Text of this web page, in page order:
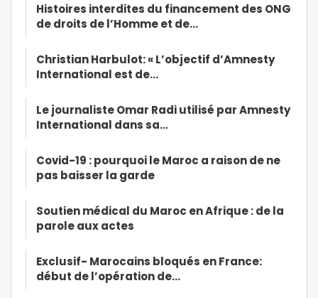
Histoires interdites du financement des ONG
de droits de l’Homme et de…
Christian Harbulot: « L’objectif d’Amnesty
International est de…
Le journaliste Omar Radi utilisé par Amnesty
International dans sa…
Covid-19 : pourquoi le Maroc a raison de ne
pas baisser la garde
Soutien médical du Maroc en Afrique : de la
parole aux actes
Exclusif- Marocains bloqués en France:
début de l’opération de…